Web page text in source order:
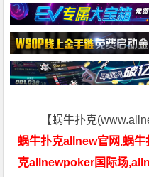
【蜗牛扑克
蜗牛扑克allnew官网,蜗
克allnewpoker国际场